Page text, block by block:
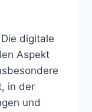
digitale
Aspekt
in der
und